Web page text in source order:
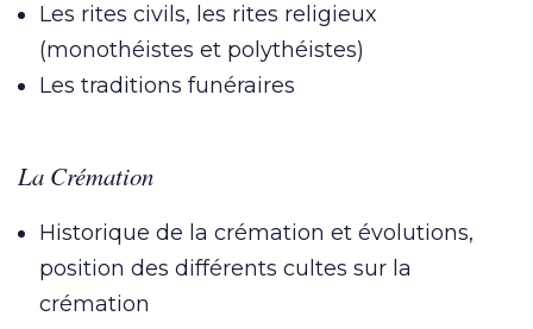
Les rites civils, les rites religieux
(monothéistes et polythéistes)
Les traditions funéraires
La Crémation
Historique de la crémation et évolutions,
position des différents cultes sur la
crémation